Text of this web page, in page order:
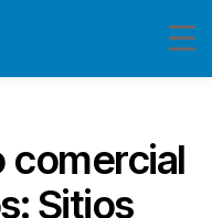
comercial
Sitios